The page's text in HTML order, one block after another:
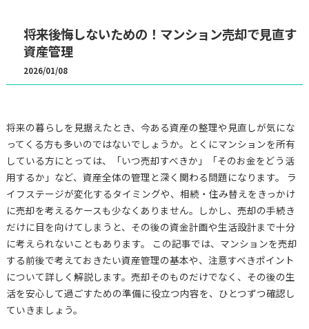
将来後悔しないための！マンション売却で見直す
資産管理
2026/01/08
将来の暮らしを見据えたとき、今ある資産の整理や見直しが気にな
ってくる方も多いのではないでしょうか。とくにマンションを所有
している方にとっては、「いつ売却すべきか」「そのお金をどう活
用するか」など、資産全体の管理と深く関わる問題になります。 ラ
イフステージが変化するタイミングや、相続・住み替えをきっかけ
に売却を考えるケースも少なくありません。しかし、売却の手続き
だけに目を向けてしまうと、その後の資金計画や生活設計まで十分
に考えられないこともあります。 この記事では、マンションを売却
する前後で考えておきたい資産管理の基本や、注意すべきポイント
について詳しく解説します。売却そのものだけでなく、その後の生
活を安心して過ごすための準備に役立つ内容を、ひとつずつ確認し
ていきましょう。